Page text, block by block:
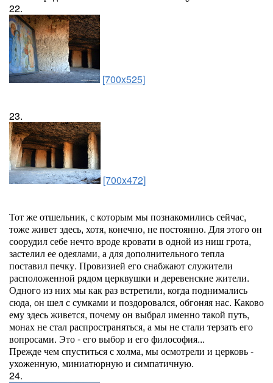
22.
[700x525]
23.
[700x472]
Тот же отшельник, с которым мы познакомились сейчас,
тоже живет здесь, хотя, конечно, не постоянно. Для этого он
соорудил себе нечто вроде кровати в одной из ниш грота,
застелил ее одеялами, а для дополнительного тепла
поставил печку. Провизией его снабжают служители
расположенной рядом церквушки и деревенские жители.
Одного из них мы как раз встретили, когда поднимались
сюда, он шел с сумками и поздоровался, обгоняя нас. Каково
ему здесь живется, почему он выбрал именно такой путь,
монах не стал распространяться, а мы не стали терзать его
вопросами. Это - его выбор и его философия...
Прежде чем спуститься с холма, мы осмотрели и церковь -
ухоженную, миниатюрную и симпатичную.
24.